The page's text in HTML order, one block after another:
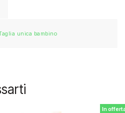
unica bambino
In